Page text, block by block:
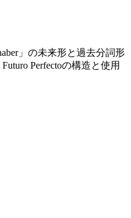
」の未来形と過去分詞形
Perfectoの構造と使用